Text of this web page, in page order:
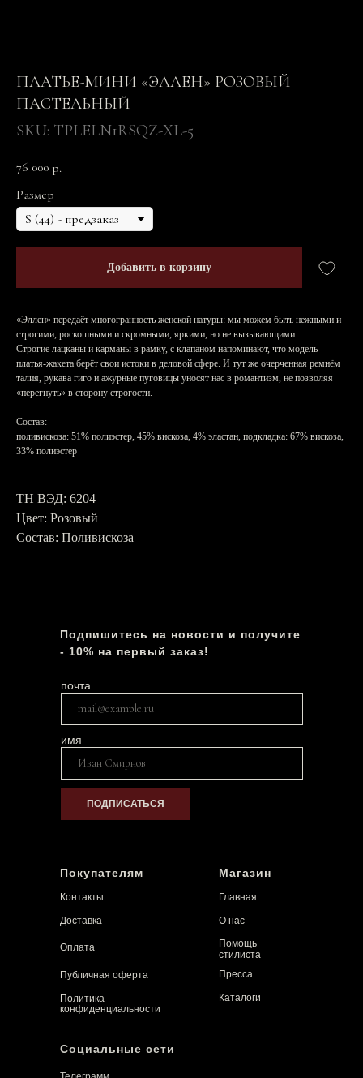
ПЛАТЬЕ-МИНИ «ЭЛЛЕН» РОЗОВЫЙ
ПАСТЕЛЬНЫЙ
SKU: TPLELN1RSQZ-XL-5
76 000 р.
Размер
Добавить в корзину
«Эллен» передаёт многогранность женской натуры: мы можем быть нежными и
строгими, роскошными и скромными, яркими, но не вызывающими.
Строгие лацканы и карманы в рамку, с клапаном напоминают, что модель
платья-жакета берёт свои истоки в деловой сфере. И тут же очерченная ремнём
талия, рукава гиго и ажурные пуговицы уносят нас в романтизм, не позволяя
«перегнуть» в сторону строгости.
Состав:
поливискоза: 51% полиэстер, 45% вискоза, 4% эластан, подкладка: 67% вискоза,
33% полиэстер
ТН ВЭД: 6204
Цвет: Розовый
Состав: Поливискоза
Магазин
Главная
О нас
Помощь
стилиста
Пресса
Каталоги
Подпишитесь на новости и получите
- 10% на первый заказ!
Контакты
Доставка
Оплата
Политика
конфиденциальности
Публичная оферта
Социальные сети
почта
имя
ПОДПИСАТЬСЯ
Покупателям